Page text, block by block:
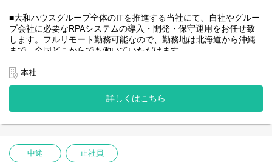
潤沢なリソースのもと、最上流から変革を進めていくことが可能
です。
＜詳細な業務例／基本的な技術仕様＞
業務フローのヒアリングからRPAロボットが代替する要件定義、
シナリオ作成をもとにした開発作業を担当いただきます。導入後
ます。使用ツールの制約があり、1人で1案件を担当します。
使用ツール：
-UiPath
-AI-OCR/DX Suite
-MySQL など
■大和ハウスグループ全体のITを推進する当社にて、自社やグルー
プ会社に必要なRPAシステムの導入・開発・保守運用をお任せ致
します。フルリモート勤務可能なので、勤務地は北海道から沖縄
まで、全国どこからでも働いていただけます。
せん。
また、働く時間に制限もなく、月160時間の勤務で、午前５時～２
２時までの間であれば、自由な時間に働いていただけます。業務
を途中で中断したり、働く時間を調整できるので、家事、育児、
ることが一番の生産性向上につながると思っておりますのでフル
・開発チーム(６名)
本社
詳しくはこちら
中途 正社員